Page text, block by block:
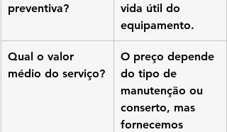
preventiva?
vida útil do
equipamento.
Qual o valor
médio do serviço?
O preço depende
do tipo de
manutenção ou
conserto, mas
fornecemos